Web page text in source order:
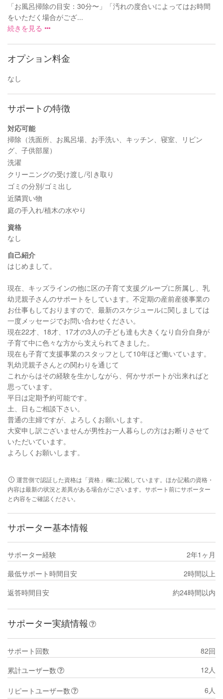
「お風呂掃除の目安：30分〜」「汚れの度合いによってはお時間
をいただく場合がござ...
続きを見る
オプション料金
なし
サポートの特徴
対応可能
掃除（洗面所、お風呂場、お手洗い、キッチン、寝室、リビン
グ、子供部屋）
洗濯
クリーニングの受け渡し/引き取り
ゴミの分別/ゴミ出し
近隣買い物
庭の手入れ/植木の水やり
資格
なし
自己紹介
はじめまして。
現在、キッズラインの他に区の子育て支援グループに所属し、乳
幼児親子さんのサポートをしています。不定期の産前産後事業の
お仕事もしておりますので、最新のスケジュールに関しましては
一度メッセージでお問い合わせください。
現在22才、18才、17才の3人の子ども達も大きくなり自分自身が
子育て中に色々な方から支えられてきました。
現在も子育て支援事業のスタッフとして10年ほど働いています。
乳幼児親子さんとの関わりを通じて
これからはその経験を生かしながら、何かサポートが出来ればと
思っています。
平日は定期予約可能です。
土、日もご相談下さい。
普通の主婦ですが、よろしくお願いします。
大変申し訳ございませんが男性お一人暮らしの方はお断りさせて
いただいています。
よろしくお願いします。
運営側で認証した資格は「資格」欄に記載しています。ほか記載の資格・
内容は最新の状況と差異がある場合がございます。サポート前にサポーター
と内容をご確認ください。
サポーター基本情報
サポーター経験
2年1ヶ月
最低サポート時間目安
2時間以上
返答時間目安
約24時間以内
サポーター実績情報
サポート回数
82回
累計ユーザー数
12人
リピートユーザー数 6人